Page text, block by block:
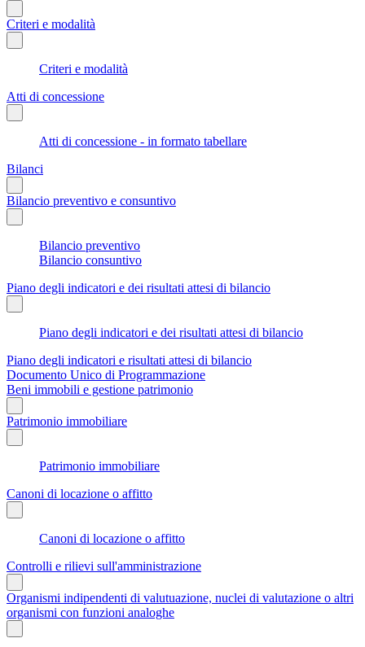
Criteri e modalità
Criteri e modalità
Atti di concessione
Atti di concessione - in formato tabellare
Bilanci
Bilancio preventivo e consuntivo
Bilancio preventivo
Bilancio consuntivo
Piano degli indicatori e dei risultati attesi di bilancio
Piano degli indicatori e dei risultati attesi di bilancio
Piano degli indicatori e risultati attesi di bilancio
Documento Unico di Programmazione
Beni immobili e gestione patrimonio
Patrimonio immobiliare
Patrimonio immobiliare
Canoni di locazione o affitto
Canoni di locazione o affitto
Controlli e rilievi sull'amministrazione
Organismi indipendenti di valutuazione, nuclei di valutazione o altri
organismi con funzioni analoghe